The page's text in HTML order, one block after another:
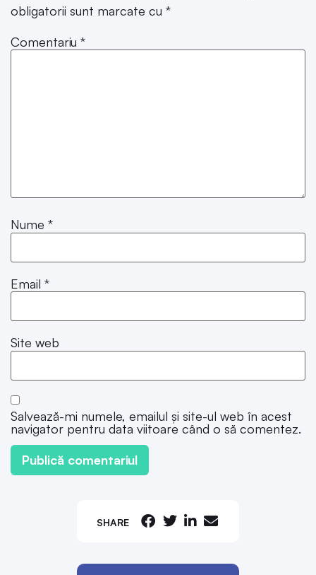
SHARE
obligatorii sunt marcate cu *
Comentariu *
Nume *
Email *
Site web
Salvează-mi numele, emailul și site-ul web în acest
navigator pentru data viitoare când o să comentez.